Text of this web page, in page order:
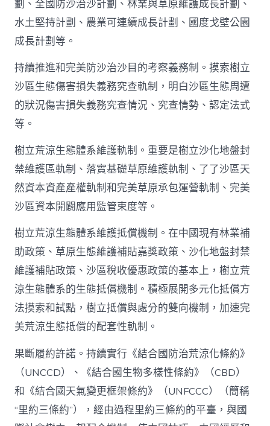
劃、全國防沙治沙計劃、林業與草原維護成長計劃、
水土堅持計劃、農業可連續成長計劃、國度戈壁公園
成長計劃等。
持續推進和完美防沙治沙目的考察義務制。摸索樹立
沙區生態傷害損失義務究查軌制，明白沙區生態周遭
的狀況傷害損失義務究查情況、究查情勢、認定法式
等。
樹立荒涼生態體系維護軌制。重要是樹立沙化地盤封
禁維護區軌制、落實基礎草原維護軌制、了了沙區天
然資本資產產權軌制和完美草原承包運營軌制、完美
沙區資本開闢應用監管束度等。
樹立荒涼生態體系維護抵償機制。在中國現有林業補
助政策、草原生態維護補貼嘉獎政策、沙化地盤封禁
維護補貼政策、沙區稅收優惠政策的基本上，樹立荒
涼生態體系的生態抵償機制。積極展開多元化抵償方
法摸索和試點，樹立抵償與處分的雙向機制，加速完
美荒涼生態抵償的配套性軌制。
果斷履約許諾。持續實行《結合國防治荒涼化條約》
（UNCCD）、《結合國生物多樣性條約》（CBD）
和《結合國天氣變更框架條約》（UNFCCC）（簡稱
“里約三條約”），經由過程里約三條約的平臺，與國